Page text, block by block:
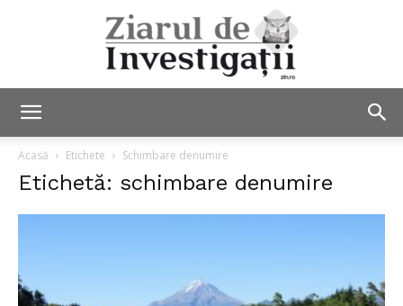
Investigații
Acasă Etichete Schimbare denumire
Etichetă: schimbare denumire